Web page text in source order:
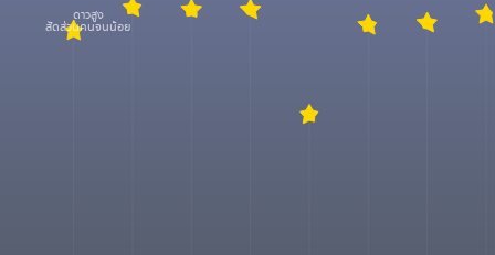
ดาวสูง
สัดส่วนคนจนน้อย